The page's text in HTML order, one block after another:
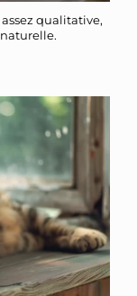
qualitative,